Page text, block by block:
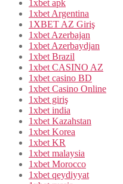
1xbet apk
1xbet Argentina
1XBET AZ Giriş
1xbet Azerbajan
1xbet Azerbaydjan
1xbet Brazil
1xbet CASINO AZ
1xbet casino BD
1xbet Casino Online
1xbet giriş
1xbet india
1xbet Kazahstan
1xbet Korea
1xbet KR
1xbet malaysia
1xbet Morocco
1xbet qeydiyyat